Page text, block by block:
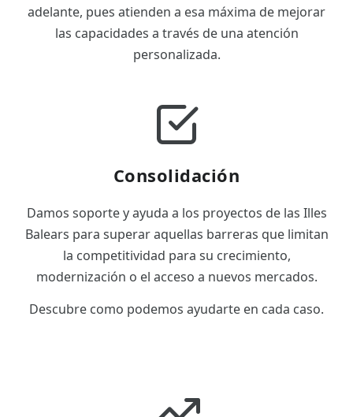
adelante, pues atienden a esa máxima de mejorar
las capacidades a través de una atención
personalizada.
Consolidación
Damos soporte y ayuda a los proyectos de las Illes
Balears para superar aquellas barreras que limitan
la competitividad para su crecimiento,
modernización o el acceso a nuevos mercados.
Descubre como podemos ayudarte en cada caso.